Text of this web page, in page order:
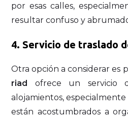
por esas calles,
resultar confuso y
4. Servicio de traslado
Otra opción a considerar es
riad ofrece un servicio
alojamientos, especialmente
están acostumbrados a